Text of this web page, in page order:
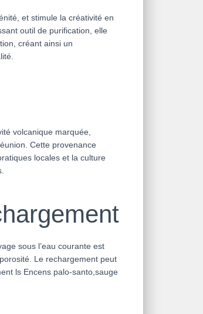
et stimule la créativité en
outil de purification, elle
créant ainsi un
volcanique marquée,
Cette provenance
locales et la culture
sous l’eau courante est
Le rechargement peut
ls Encens palo-santo,sauge